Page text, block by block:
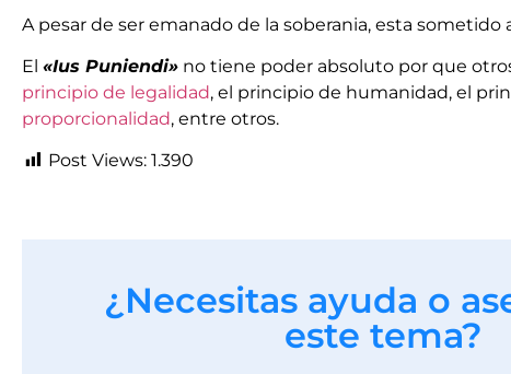
A pesar de ser emanado de la soberania, esta
El «Ius Puniendi» no tiene poder absoluto por que
principio de legalidad, el principio de humanidad, el
proporcionalidad, entre otros.
Post Views: 1.390
¿Necesitas ayuda o
este tema?